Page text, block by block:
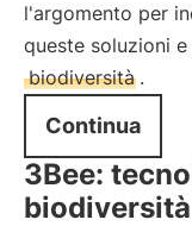
l'argomento per
queste soluzioni
biodiversità .
Continua
3Bee:
biodiversità